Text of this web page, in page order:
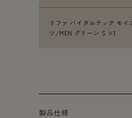
リファ バイタルテック モ
ツ/MEN グリーン S ×1
製品仕様